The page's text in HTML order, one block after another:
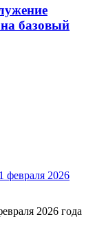
базовый
2026 года